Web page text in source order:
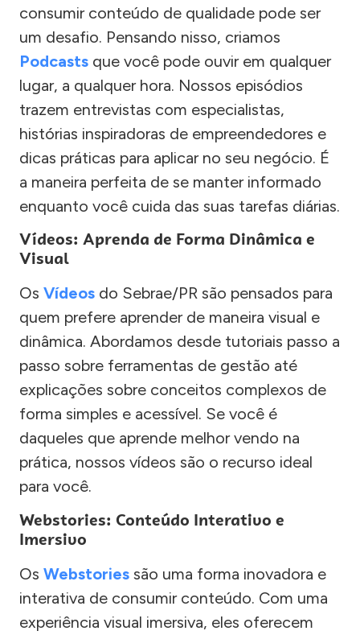
consumir conteúdo de qualidade pode ser
um desafio. Pensando nisso, criamos
Podcasts que você pode ouvir em qualquer
lugar, a qualquer hora. Nossos episódios
trazem entrevistas com especialistas,
histórias inspiradoras de empreendedores e
dicas práticas para aplicar no seu negócio. É
a maneira perfeita de se manter informado
enquanto você cuida das suas tarefas diárias.
Vídeos: Aprenda de Forma Dinâmica e
Visual
Os Vídeos do Sebrae/PR são pensados para
quem prefere aprender de maneira visual e
dinâmica. Abordamos desde tutoriais passo a
passo sobre ferramentas de gestão até
explicações sobre conceitos complexos de
forma simples e acessível. Se você é
daqueles que aprende melhor vendo na
prática, nossos vídeos são o recurso ideal
para você.
Webstories: Conteúdo Interativo e
Imersivo
Os Webstories são uma forma inovadora e
interativa de consumir conteúdo. Com uma
experiência visual imersiva, eles oferecem